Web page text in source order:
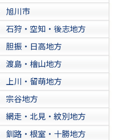
旭川市
石狩・空知・後志地方
胆振・日高地方
渡島・檜山地方
上川・留萌地方
宗谷地方
網走・北見・紋別地方
釧路・根室・十勝地方